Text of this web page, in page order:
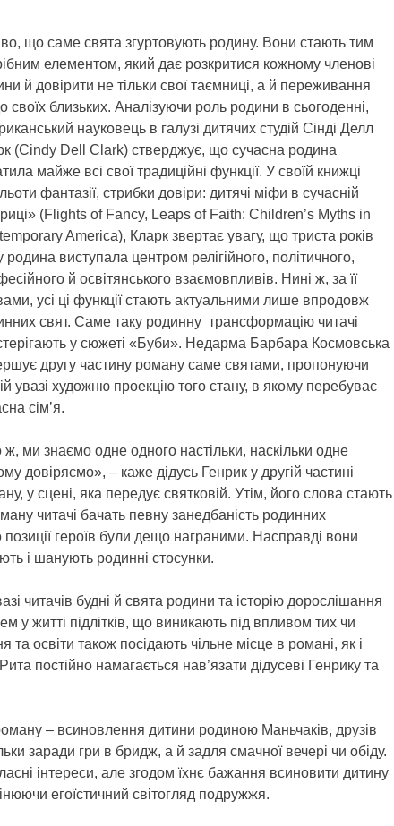
що саме свята згуртовують родину. Вони стають тим
елементом, який дає розкритися кожному членові
й довірити не тільки свої таємниці, а й переживання
своїх близьких. Аналізуючи роль родини в сьогоденні,
науковець в галузі дитячих студій Сінді Делл
(Cindy Dell Clark) стверджує, що сучасна родина
майже всі свої традиційні функції. У своїй книжці
фантазії, стрибки довіри: дитячі міфи в сучасній
(Flights of Fancy, Leaps of Faith: Children’s Myths in
America), Кларк звертає увагу, що триста років
родина виступала центром релігійного, політичного,
й освітянського взаємовпливів. Нині ж, за її
усі ці функції стають актуальними лише впродовж
свят. Саме таку родинну трансформацію читачі
у сюжеті «Буби». Недарма Барбара Космовська
другу частину роману саме святами, пропонуючи
увазі художню проекцію того стану, в якому перебуває
сім’я.
ми знаємо одне одного настільки, наскільки одне
довіряємо», – каже дідусь Генрик у другій частині
у сцені, яка передує святковій. Утім, його слова стають
читачі бачать певну занедбаність родинних
героїв були дещо награними. Насправді вони
і шанують родинні стосунки.
читачів будні й свята родини та історію дорослішання
у житті підлітків, що виникають під впливом тих чи
освіти також посідають чільне місце в романі, як і
постійно намагається нав’язати дідусеві Генрику та
– всиновлення дитини родиною Маньчаків, друзів
заради гри в бридж, а й задля смачної вечері чи обіду.
інтереси, але згодом їхнє бажання всиновити дитину
егоїстичний світогляд подружжя.